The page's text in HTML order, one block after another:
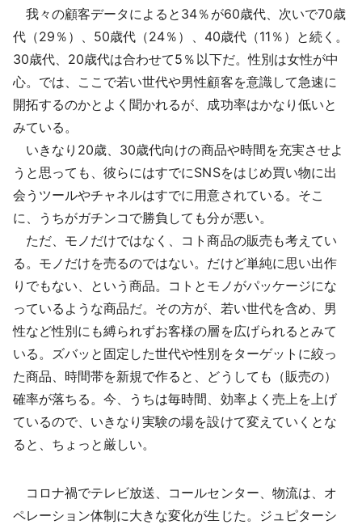
我々の顧客データによると34％が60歳代、次いで70歳
代（29％）、50歳代（24％）、40歳代（11％）と続く。
30歳代、20歳代は合わせて5％以下だ。性別は女性が中
心。では、ここで若い世代や男性顧客を意識して急速に
開拓するのかとよく聞かれるが、成功率はかなり低いと
みている。
いきなり20歳、30歳代向けの商品や時間を充実させよ
うと思っても、彼らにはすでにSNSをはじめ買い物に出
会うツールやチャネルはすでに用意されている。そこ
に、うちがガチンコで勝負しても分が悪い。
ただ、モノだけではなく、コト商品の販売も考えてい
る。モノだけを売るのではない。だけど単純に思い出作
りでもない、という商品。コトとモノがパッケージにな
っているような商品だ。その方が、若い世代を含め、男
性など性別にも縛られずお客様の層を広げられるとみて
いる。ズバッと固定した世代や性別をターゲットに絞っ
た商品、時間帯を新規で作ると、どうしても（販売の）
確率が落ちる。今、うちは毎時間、効率よく売上を上げ
ているので、いきなり実験の場を設けて変えていくとな
ると、ちょっと厳しい。
コロナ禍でテレビ放送、コールセンター、物流は、オ
ペレーション体制に大きな変化が生じた。ジュピターシ